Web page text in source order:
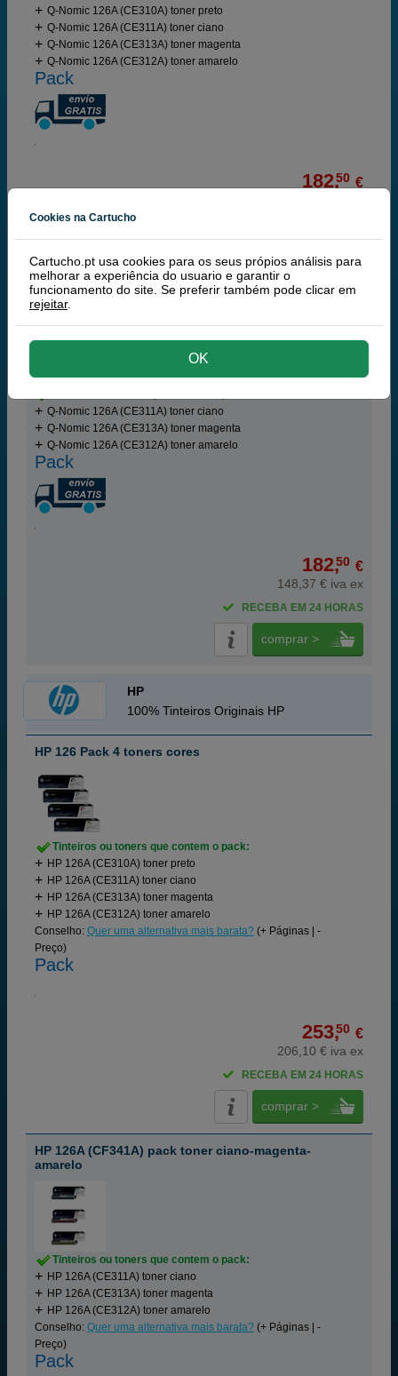
Q-Nomic 126A (CE310A) toner preto
Q-Nomic 126A (CE311A) toner ciano
Q-Nomic 126A (CE313A) toner magenta
Q-Nomic 126A (CE312A) toner amarelo
Pack
182,50 €
comprar >
Q-Nomic 126A Pack cores (C/M/Y)
Q-Nomic 126A (CE311A) toner ciano
Q-Nomic 126A (CE313A) toner magenta
Q-Nomic 126A (CE312A) toner amarelo
Pack
182,50 €
148,37 € iva ex
RECEBA EM 24 HORAS
comprar >
HP
100% Tinteiros Originais HP
HP 126 Pack 4 toners cores
Tinteiros ou toners que contem o pack:
HP 126A (CE310A) toner preto
HP 126A (CE311A) toner ciano
HP 126A (CE313A) toner magenta
HP 126A (CE312A) toner amarelo
Conselho: Quer uma alternativa mais barata? (+ Páginas | -
Preço)
Pack
253,50 €
206,10 € iva ex
RECEBA EM 24 HORAS
comprar >
HP 126A (CF341A) pack toner ciano-magenta-
amarelo
Tinteiros ou toners que contem o pack:
HP 126A (CE311A) toner ciano
HP 126A (CE313A) toner magenta
HP 126A (CE312A) toner amarelo
Conselho: Quer uma alternativa mais barata? (+ Páginas | -
Preço)
Pack
Cookies na Cartucho
Cartucho.pt usa cookies para os seus própios análisis para
melhorar a experiência do usuario e garantir o
funcionamento do site. Se preferir também pode clicar em
rejeitar.
OK